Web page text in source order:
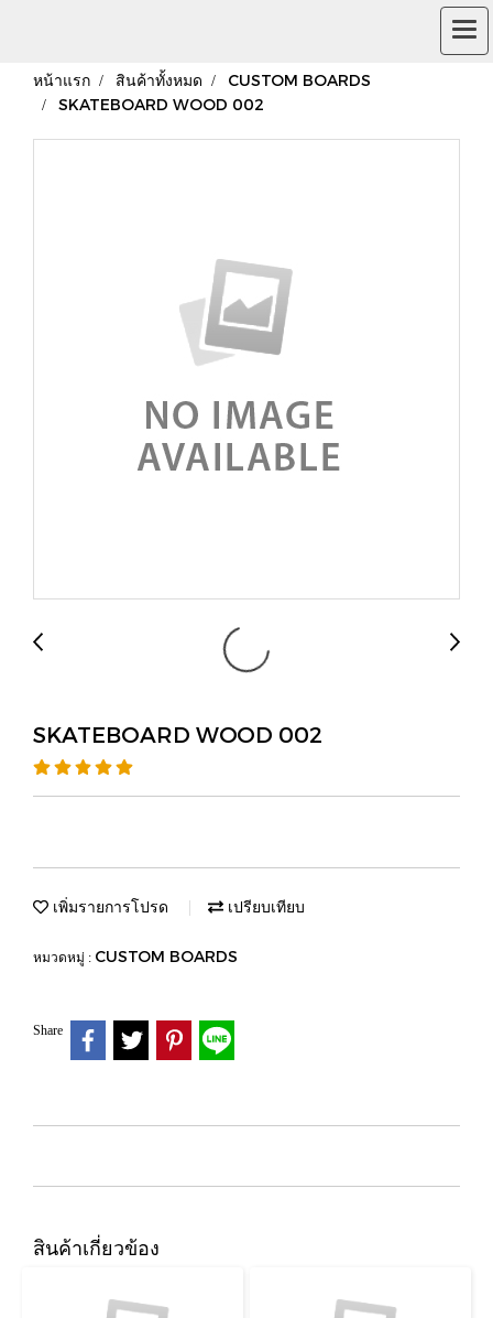
หน้าแรก สินค้าทั้งหมด
CUSTOM BOARDS
SKATEBOARD WOOD 002
SKATEBOARD WOOD 002
เพิ่มรายการโปรด เปรียบเทียบ
หมวดหมู่ : CUSTOM BOARDS
Share
สินค้าเกี่ยวข้อง